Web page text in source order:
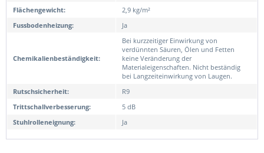
Flächengewicht:
2,9 kg/m²
Fussbodenheizung:
Ja
Chemikalienbeständigkeit:
Bei kurzzeitiger Einwirkung von
verdünnten Säuren, Ölen und Fetten
keine Veränderung der
Materialeigenschaften. Nicht beständig
bei Langzeiteinwirkung von Laugen.
Rutschsicherheit:
R9
Trittschallverbesserung:
5 dB
Stuhlrolleneignung:
Ja